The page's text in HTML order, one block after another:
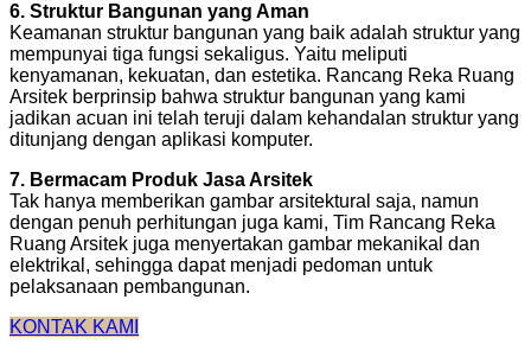
6. Struktur Bangunan yang Aman
Keamanan struktur bangunan yang baik adalah struktur yang
mempunyai tiga fungsi sekaligus. Yaitu meliputi
kenyamanan, kekuatan, dan estetika. Rancang Reka Ruang
Arsitek berprinsip bahwa struktur bangunan yang kami
jadikan acuan ini telah teruji dalam kehandalan struktur yang
ditunjang dengan aplikasi komputer.
7. Bermacam Produk Jasa Arsitek
Tak hanya memberikan gambar arsitektural saja, namun
dengan penuh perhitungan juga kami, Tim Rancang Reka
Ruang Arsitek juga menyertakan gambar mekanikal dan
elektrikal, sehingga dapat menjadi pedoman untuk
pelaksanaan pembangunan.
KONTAK KAMI